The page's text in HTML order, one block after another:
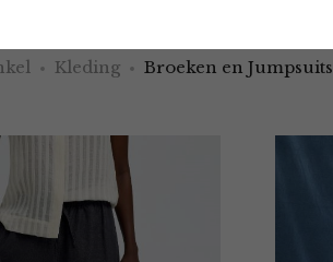
Kleding Broeken en Jumpsuits